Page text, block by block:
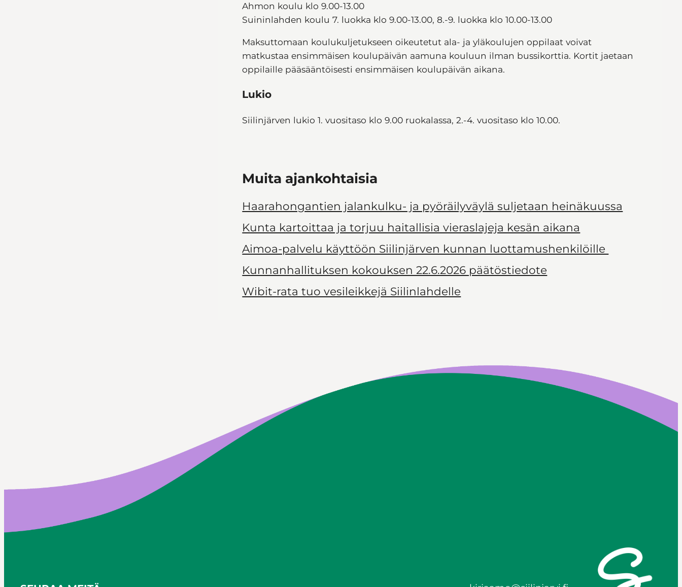
Ahmon koulu klo 9.00-13.00
Suininlahden koulu 7. luokka klo 9.00-13.00, 8.-9. luokka klo 10.00-13.00
Maksuttomaan koulukuljetukseen oikeutetut ala- ja yläkoulujen oppilaat voivat
matkustaa ensimmäisen koulupäivän aamuna kouluun ilman bussikorttia. Kortit jaetaan
oppilaille pääsääntöisesti ensimmäisen koulupäivän aikana.
Lukio
Siilinjärven lukio 1. vuositaso klo 9.00 ruokalassa, 2.-4. vuositaso klo 10.00.
Muita ajankohtaisia
Haarahongantien jalankulku- ja pyöräilyväylä suljetaan heinäkuussa
Kunta kartoittaa ja torjuu haitallisia vieraslajeja kesän aikana
Aimoa-palvelu käyttöön Siilinjärven kunnan luottamushenkilöille
Kunnanhallituksen kokouksen 22.6.2026 päätöstiedote
Wibit-rata tuo vesileikkejä Siilinlahdelle